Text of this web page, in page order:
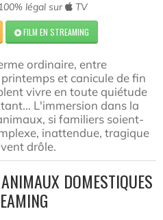
légal sur
TV
FILM EN STREAMING
ordinaire, entre
et canicule de fin
vivre en toute quiétude
L'immersion dans la
si familiers soient-
inattendue, tragique
drôle.
DOMESTIQUES